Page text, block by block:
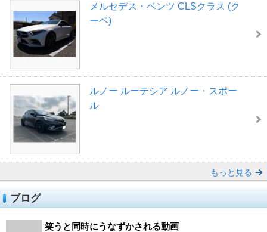
メルセデス・ベンツ CLSクラス (ク
ーペ)
ルノー ルーテシア ルノー・スポー
ル
もっと見る
ブログ
笑うと同時にうなずかされる動画